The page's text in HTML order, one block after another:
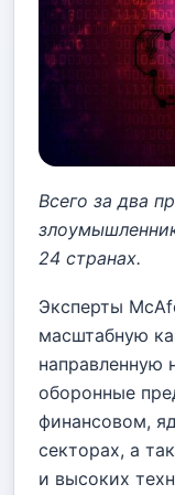
Всего за два
24 странах.
Эксперты
масштабную
направленную
оборонные
финансовом,
секторах, а
и высоких